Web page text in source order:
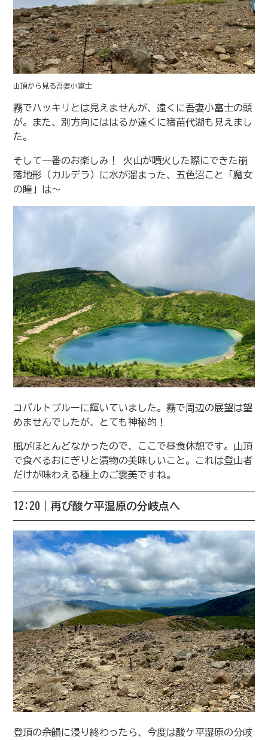
山頂から見る吾妻小富士
霧でハッキリとは見えませんが、遠くに吾妻小富士の頭
が。また、別方向にははるか遠くに猪苗代湖も見えまし
た。
そして一番のお楽しみ！ 火山が噴火した際にできた崩
落地形（カルデラ）に水が溜まった、五色沼こと「魔女
の瞳」は〜
コバルトブルーに輝いていました。霧で周辺の展望は望
めませんでしたが、とても神秘的！
風がほとんどなかったので、ここで昼食休憩です。山頂
で食べるおにぎりと漬物の美味しいこと。これは登山者
だけが味わえる極上のご褒美ですね。
12:20｜再び酸ケ平湿原の分岐点へ
登頂の余韻に浸り終わったら、今度は酸ケ平湿原の分岐